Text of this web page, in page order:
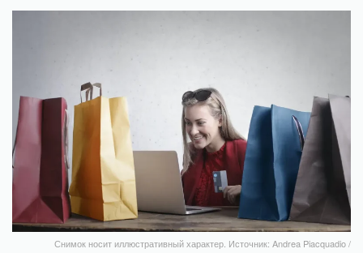
Снимок носит иллюстративный характер. Источник: Andrea Piacquadio /